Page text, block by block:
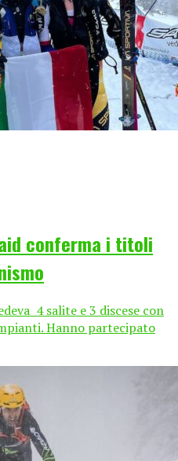
conferma i titoli
4 salite e 3 discese con
Hanno partecipato